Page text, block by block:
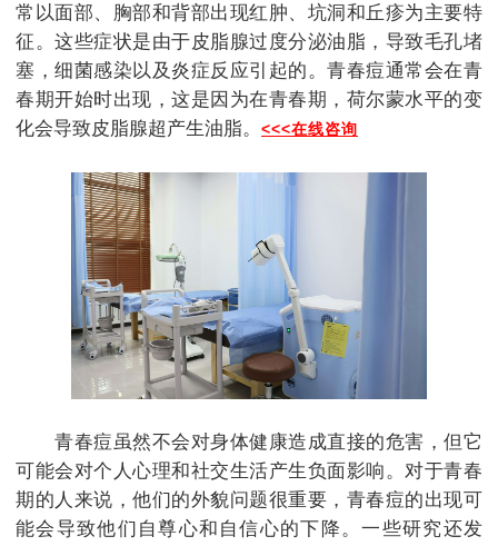
常以面部、胸部和背部出现红肿、坑洞和丘疹为主要特
征。这些症状是由于皮脂腺过度分泌油脂，导致毛孔堵
塞，细菌感染以及炎症反应引起的。青春痘通常会在青
春期开始时出现，这是因为在青春期，荷尔蒙水平的变
化会导致皮脂腺超产生油脂。 <<<在线咨询
青春痘虽然不会对身体健康造成直接的危害，但它
可能会对个人心理和社交生活产生负面影响。对于青春
期的人来说，他们的外貌问题很重要，青春痘的出现可
能会导致他们自尊心和自信心的下降。一些研究还发